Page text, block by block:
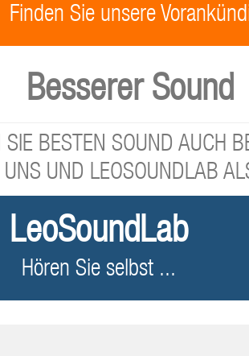
Finden Sie unsere
Besserer Sound
SIE BESTEN SOUND AUCH
UND LEOSOUNDLAB
LeoSoundLab
Hören Sie selbst ...